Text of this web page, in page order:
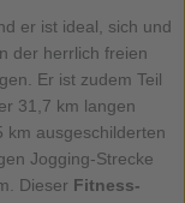
er ist ideal, sich und
der herrlich freien
Er ist zudem Teil
31,7 km langen
km ausgeschilderten
Jogging-Strecke
Dieser Fitness-